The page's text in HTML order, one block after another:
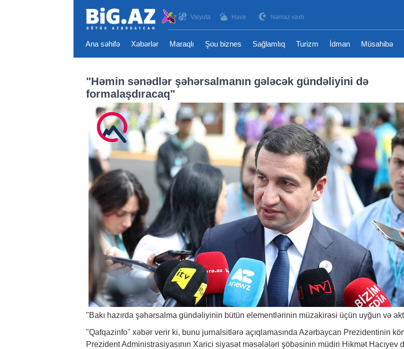
Valyuta Hava Namaz vaxtı
Ana səhifə Xəbərlər Maraqlı Şou biznes Sağlamlıq Turizm İdman Müsahibə
"Həmin sənədlər şəhərsalmanın gələcək gündəliyini də
formalaşdıracaq"
"Bakı hazırda şəhərsalma gündəliyinin bütün elementlərinin müzakirəsi üçün uyğun və
"Qafqazinfo" xəbər verir ki, bunu jurnalsitlərə açıqlamasında Azərbaycan Prezidentinin
Prezident Administrasiyasının Xarici siyasət məsələləri şöbəsinin müdiri Hikmət Hacıyev